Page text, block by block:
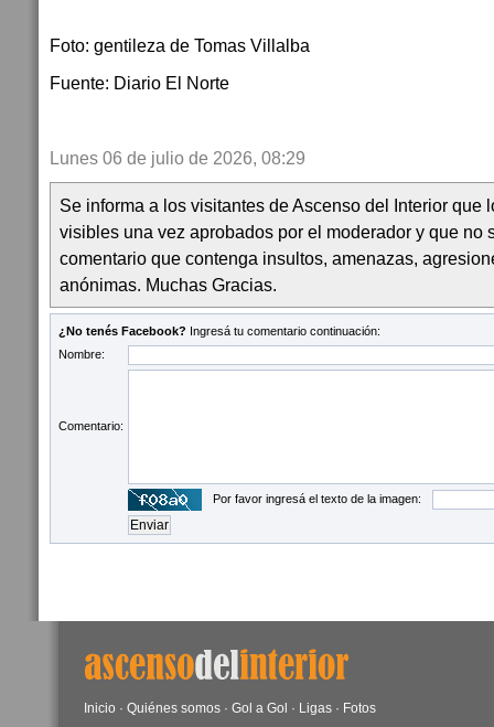
Foto: gentileza de Tomas Villalba
Fuente: Diario El Norte
Lunes 06 de julio de 2026, 08:29
Se informa a los visitantes de Ascenso del Interior que
visibles una vez aprobados por el moderador y que no
comentario que contenga insultos, amenazas,
anónimas. Muchas Gracias.
¿No tenés Facebook? Ingresá tu comentario continuación:
Nombre:
Comentario:
Por favor ingresá el texto de la imagen:
Inicio · Quiénes somos · Gol a Gol · Ligas · Fotos